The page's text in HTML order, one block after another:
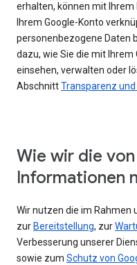
erhalten, können mit
Ihrem Google-Konto
personenbezogene Daten
dazu, wie Sie die mit
einsehen, verwalten oder
AbschnittTransparenz
Wie wir die
Informationen
Wir nutzen die im Rahmen
zur Bereitstellung, zur
Verbesserung unserer
sowie zum Schutz von